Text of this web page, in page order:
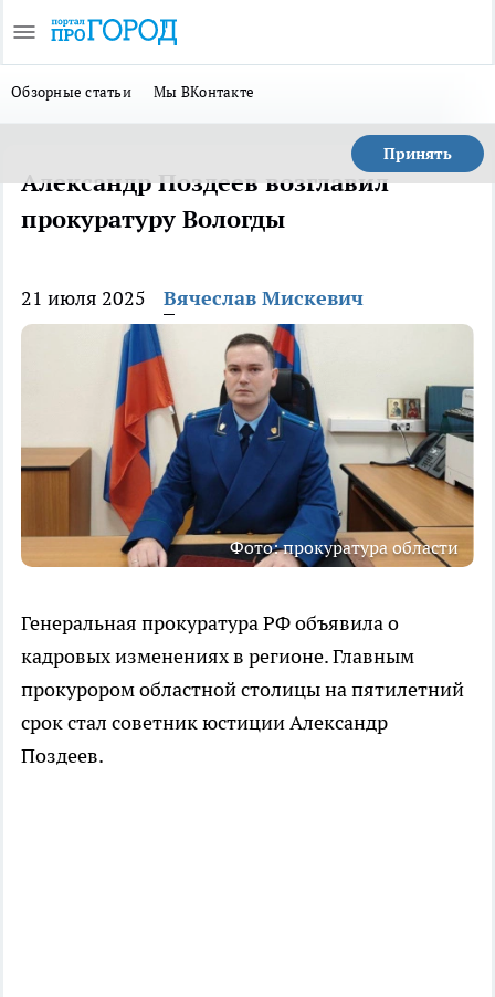
Обзорные статьи Мы ВКонтакте
Принять
Александр Поздеев возглавил
прокуратуру Вологды
21 июля 2025 Вячеслав Мискевич
Фото: прокуратура области
Генеральная прокуратура РФ объявила о
кадровых изменениях в регионе. Главным
прокурором областной столицы на пятилетний
срок стал советник юстиции Александр
Поздеев.